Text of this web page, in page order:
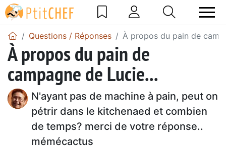
Questions / Réponses À propos du pain de
À propos du pain de
campagne de Lucie...
N'ayant pas de machine à pain, peut on
pétrir dans le kitchenaed et combien
de temps? merci de votre réponse..
mémécactus